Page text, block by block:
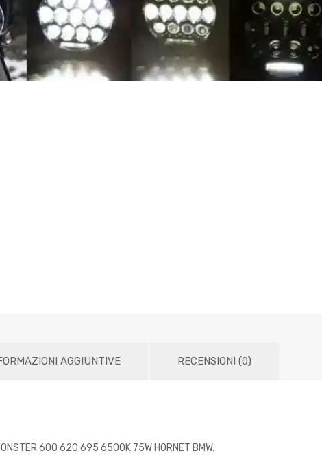
AGGIUNTIVE RECENSIONI (0)
600 620 695 6500K 75W HORNET BMW.